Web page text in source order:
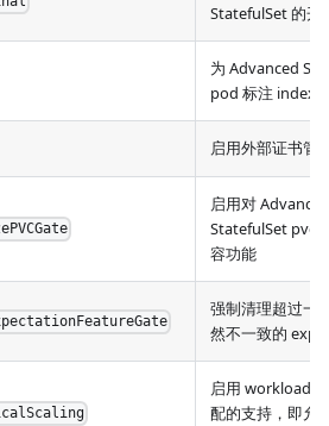
StatefulSet 的开
为 Advanced
pod 标注 index
启用外部证书管
启用对 Advanced
StatefulSet pvc
容功能
强制清理超过一
然不一致的
启用 workload
配的支持，即允